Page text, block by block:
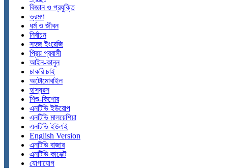
বিজ্ঞান ও প্রযুক্তি
ভ্রমণ
ধর্ম ও জীবন
নির্বাচন
সহজ ইংরেজি
প্রিয় প্রবাসী
আইন-কানুন
চাকরি চাই
অটোমোবাইল
হাস্যরস
শিশু-কিশোর
এনটিভি ইউরোপ
এনটিভি মালয়েশিয়া
এনটিভি ইউএই
English Version
এনটিভি বাজার
এনটিভি কানেক্ট
যোগাযোগ